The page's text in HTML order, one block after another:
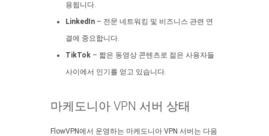
용됩니다.
LinkedIn – 전문 네트워킹 및 비즈니스 관련 연
결에 중요합니다.
TikTok – 짧은 동영상 콘텐츠로 젊은 사용자들
사이에서 인기를 얻고 있습니다.
마케도니아 VPN 서버 상태
FlowVPN에서 운영하는 마케도니아 VPN 서버는 다음